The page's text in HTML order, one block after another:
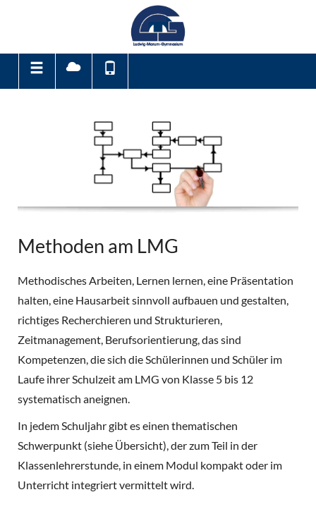
Methoden am LMG
Methodisches Arbeiten, Lernen lernen, eine Präsentation
halten, eine Hausarbeit sinnvoll aufbauen und gestalten,
richtiges Recherchieren und Strukturieren,
Zeitmanagement, Berufsorientierung, das sind
Kompetenzen, die sich die Schülerinnen und Schüler im
Laufe ihrer Schulzeit am LMG von Klasse 5 bis 12
systematisch aneignen.
In jedem Schuljahr gibt es einen thematischen
Schwerpunkt (siehe Übersicht), der zum Teil in der
Klassenlehrerstunde, in einem Modul kompakt oder im
Unterricht integriert vermittelt wird.